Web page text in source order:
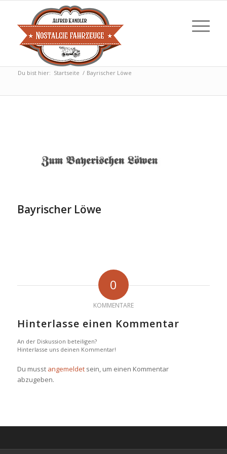
Du bist hier: Startseite / Bayrischer Löwe
Bayrischer Löwe
0
KOMMENTARE
Hinterlasse einen Kommentar
An der Diskussion beteiligen?
Hinterlasse uns deinen Kommentar!
Du musst angemeldetsein, um einen Kommentar
abzugeben.